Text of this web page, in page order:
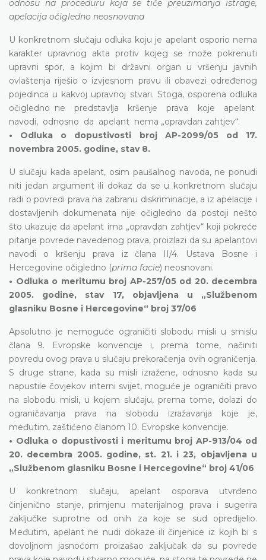
odnosu na proceduru koja se tiče preuzimanja istrage,
apelacija očigledno neosnovana
U konkretnom slučaju odluka koju je apelant osporio nema
karakter upravnog akta protiv kojeg se može pokrenuti
upravni spor, a kojim bi državni organ u vršenju javnih
ovlaštenja riješio o izvjesnom pravu ili obavezi određenog
pojedinca u kakvoj upravnoj stvari. Stoga, osporena odluka
očigledno ne predstavlja kršenje prava koje apelant
navodi, odnosno da apelant nema „opravdan zahtjev“.
• Odluka o dopustivosti broj AP-2099/05 od 17.
novembra 2005. godine, stav 8.
U slučaju kada apelant, osim paušalnog navoda, ne ponudi
niti jedan argument ili dokaz da se u konkretnom slučaju
radi o povredi prava na zabranu diskriminacije, a iz apelacije i
dostavljenih dokumenata nije očigledno da postoji nešto
što ukazuje da apelant ima „opravdan zahtjev“ koji pokreće
pitanje povrede navedenog prava, proizlazi da su apelantovi
navodi o kršenju prava iz člana II/4. Ustava Bosne i
Hercegovine očigledno (prima facie) neosnovani.
• Odluka o meritumu broj AP-257/05 od 20. decembra
2005. godine, stav 17, objavljena u „Službenom
glasniku Bosne i Hercegovine“ broj 37/06
Apsolutno je nemoguće ograničiti slobodu misli u smislu
člana 9. Evropske konvencije i, prema tome, načiniti
povredu ovog prava u slučaju prekoračenja ovih ograničenja.
S druge strane, kada su misli izražene, odnosno kada su
napustile čovjekov interni svijet, moguće je ograničiti pravo
na slobodu misli, u kojem slučaju, prema tome, dolazi do
ograničavanja prava na slobodu izražavanja koje je,
međutim, zaštićeno članom 10. Evropske konvencije.
• Odluka o dopustivosti i meritumu broj AP-913/04 od
20. decembra 2005. godine, st. 21. i 23, objavljena u
„Službenom glasniku Bosne i Hercegovine“ broj 41/06
U konkretnom slučaju, apelant osporava utvrđeno
činjenično stanje, primjenu materijalnog prava i sugerira
zaključke suprotne od onih za koje se sud opredijelio.
Međutim, apelant ne nudi dokaze ili činjenice iz kojih bi s
dovoljnom jasnoćom proizašao zaključak da su povrede